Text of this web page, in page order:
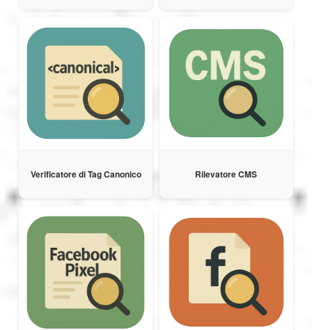
Suomi
Ελληνικά
Română
Magyar
Bahasa Indonesia
Укаїнська
Verificatore di Tag Canonico Rilevatore CMS